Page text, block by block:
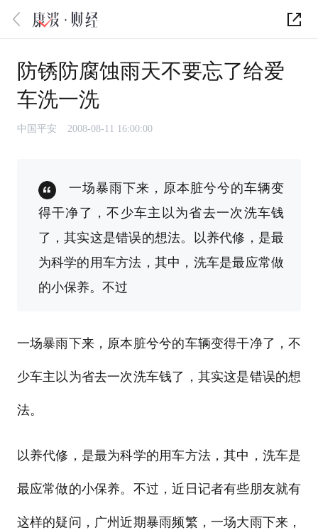
防锈防腐蚀雨天不要忘了给爱
车洗一洗
中国平安 2008-08-11 16:00:00
一场暴雨下来，原本脏兮兮的车辆变
得干净了，不少车主以为省去一次洗车钱
了，其实这是错误的想法。以养代修，是最
为科学的用车方法，其中，洗车是最应常做
的小保养。不过
一场暴雨下来，原本脏兮兮的车辆变得干净了，不
少车主以为省去一次洗车钱了，其实这是错误的想
法。
以养代修，是最为科学的用车方法，其中，洗车是
最应常做的小保养。不过，近日记者有些朋友就有
这样的疑问，广州近期暴雨频繁，一场大雨下来，